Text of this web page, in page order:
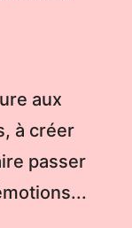
aux
à créer
passer